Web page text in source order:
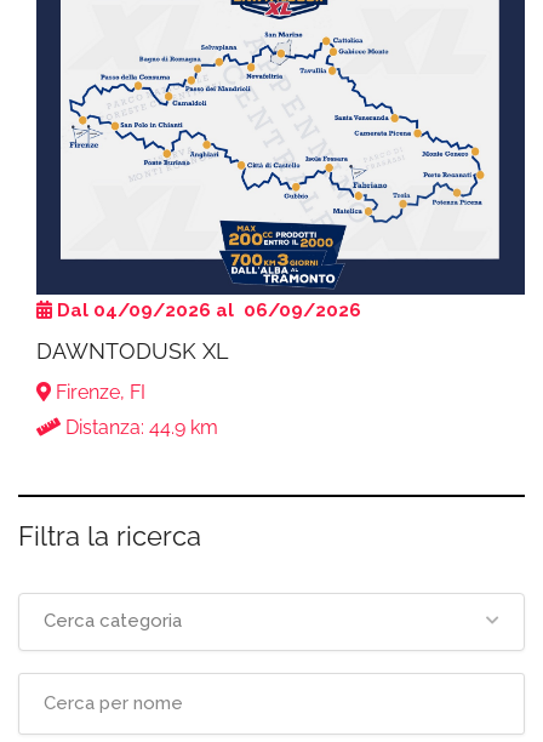
Dal 04/09/2026 al 06/09/2026
DAWNTODUSK XL
Firenze, FI
Distanza: 44.9 km
Filtra la ricerca
Cerca categoria